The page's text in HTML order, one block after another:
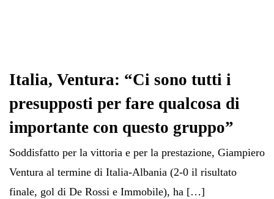
Italia, Ventura: “Ci sono tutti i
presupposti per fare qualcosa di
importante con questo gruppo”
Soddisfatto per la vittoria e per la prestazione, Giampiero
Ventura al termine di Italia-Albania (2-0 il risultato
finale, gol di De Rossi e Immobile), ha […]